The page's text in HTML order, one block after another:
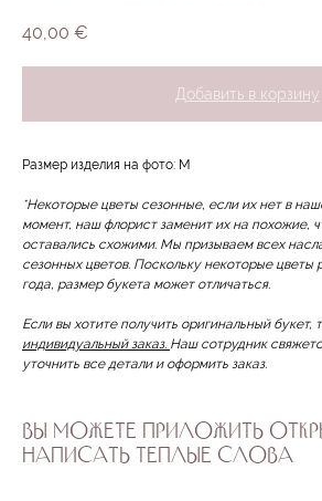
40,00 €
Добавить в корзину
Размер изделия на фото: M
*Некоторые цветы сезонные, если их нет в
момент, наш флорист заменит их на похожие,
оставались схожими. Мы призываем всех
сезонных цветов. Поскольку некоторые цветы
года, размер букета может отличаться.
Если вы хотите получить оригинальный букет,
индивидуальный заказ. Наш сотрудник
уточнить все детали и оформить заказ.
ВЫ МОЖЕТЕ ПРИЛОЖИТЬ
НАПИСАТЬ ТЕПЛЫЕ СЛОВА